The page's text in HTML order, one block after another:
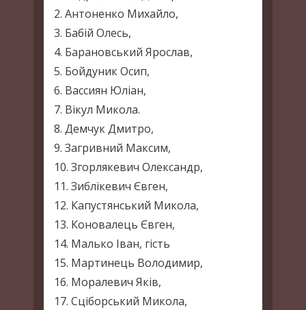
2. Антоненко Михайло,
3. Бабій Олесь,
4. Барановський Ярослав,
5. Бойдуник Осип,
6. Вассиян Юліан,
7. Вікул Микола.
8. Демчук Дмитро,
9. Загривний Максим,
10. Згорлякевич Олександр,
11. Зиблікевич Євген,
12. Капустянський Микола,
13. Коновалець Євген,
14. Малько Іван, гість
15. Мартинець Володимир,
16. Моралевич Яків,
17. Сціборський Микола,